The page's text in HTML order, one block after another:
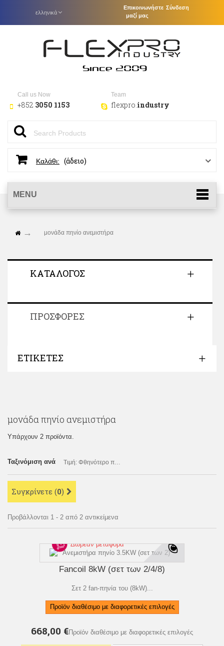
Σύνδεση
ελληνικά
Επικοινωνήστε
μαζί μας
Call us Now
+852 3050 1153
Team
flexpro.industry
Καλάθι: (άδειο)
MENU
μονάδα πηνίο ανεμιστήρα
ΚΑΤΆΛΟΓΟΣ
ΠΡΟΣΦΟΡΈΣ
ΕΤΙΚΈΤΕΣ
μονάδα πηνίο ανεμιστήρα
Υπάρχουν 2 προϊόντα.
Ταξινόμιση ανά Τιμή: Φθηνότερο πρώτα
Συγκρίνετε (0)
Προβάλλονται 1 - 2 από 2 αντικείμενα
Δωρεάν μεταφορά
Fancoil 8kW (σετ των 2/4/8)
Σετ 2 fan-πηνία του (8kW)...
Προϊόν διαθέσιμο με διαφορετικές επιλογές
668,00 €Προϊόν διαθέσιμο με διαφορετικές επιλογές